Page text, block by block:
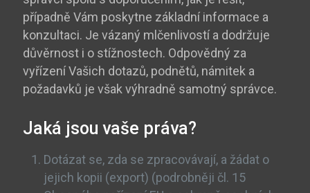
případně Vám poskytne základní informace a
konzultaci. Je vázaný mlčenlivostí a dodržuje
důvěrnost i o stížnostech. Odpovědný za
vyřízení Vašich dotazů, podnětů, námitek a
požadavků je však výhradně samotný správce.
Jaká jsou vaše práva?
Dotázat se, zda se zpracovávají, a žádat o
jejich kopii (export) (podrobněji čl. 15